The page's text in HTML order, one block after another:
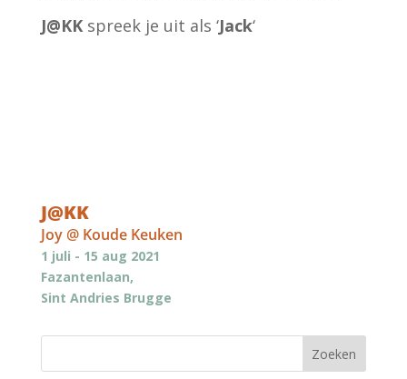
J@KKspreek je uit als ‘Jack‘
J@KK
Joy @ Koude Keuken
1 juli - 15 aug 2021
Fazantenlaan,
Sint Andries Brugge